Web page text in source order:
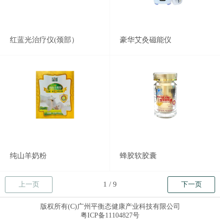
红蓝光治疗仪(颈部） 豪华艾灸磁能仪
纯山羊奶粉 蜂胶软胶囊
上一页 下一页
版权所有(C)广州平衡态健康产业科技有限公司
粤ICP备11104827号